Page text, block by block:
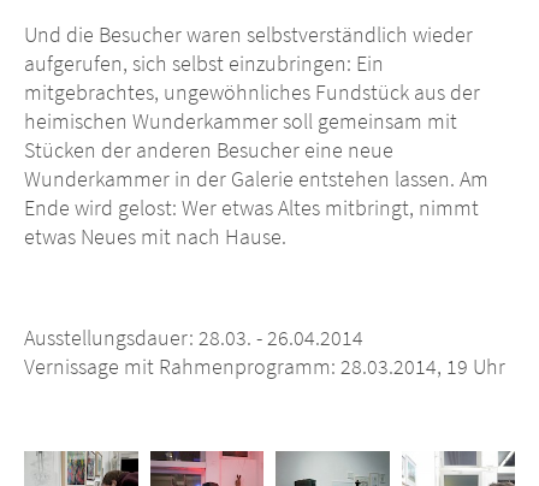
Und die Besucher waren selbstverständlich wieder
aufgerufen, sich selbst einzubringen: Ein
mitgebrachtes, ungewöhnliches Fundstück aus der
heimischen Wunderkammer soll gemeinsam mit
Stücken der anderen Besucher eine neue
Wunderkammer in der Galerie entstehen lassen. Am
Ende wird gelost: Wer etwas Altes mitbringt, nimmt
etwas Neues mit nach Hause.
Ausstellungsdauer: 28.03. - 26.04.2014
Vernissage mit Rahmenprogramm: 28.03.2014, 19 Uhr